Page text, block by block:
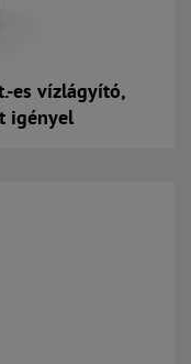
es vízlágyító,
igényel